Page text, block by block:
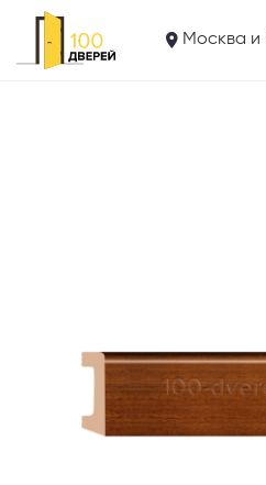
Москва
Плинтус D234-75